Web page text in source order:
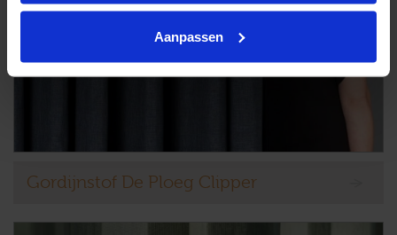
Aanpassen
Gordijnstof De Ploeg Clipper